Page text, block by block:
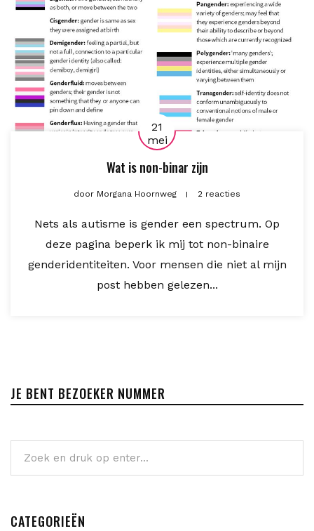
21
mei
Wat is non-binar zijn
door Morgana Hoornweg 2 reacties
Nets als autisme is gender een spectrum. Op
deze pagina beperk ik mij tot non-binaire
genderidentiteiten. Voor mensen die niet al mijn
post hebben gelezen...
JE BENT BEZOEKER NUMMER
CATEGORIEËN